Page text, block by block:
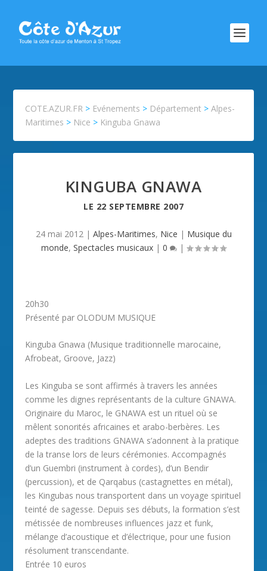
COTE.AZUR.FR > Evénements > Département >Alpes-
Maritimes > Nice > Kinguba Gnawa
KINGUBA GNAWA
LE 22 SEPTEMBRE 2007
24 mai 2012| Alpes-Maritimes, Nice | Musique du
monde, Spectacles musicaux | 0 |
20h30
Présenté par OLODUM MUSIQUE
Kinguba Gnawa (Musique traditionnelle marocaine,
Afrobeat, Groove, Jazz)
Les Kinguba se sont affirmés à travers les années
comme les dignes représentants de la culture GNAWA.
Originaire du Maroc, le GNAWA est un rituel où se
mêlent sonorités africaines et arabo-berbères. Les
adeptes des traditions GNAWA s’adonnent à la pratique
de la transe lors de leurs cérémonies. Accompagnés
d’un Guembri (instrument à cordes), d’un Bendir
(percussion), et de Qarqabus (castagnettes en métal),
les Kingubas nous transportent dans un voyage spirituel
teinté de sagesse. Depuis ses débuts, la formation s’est
métissée de nombreuses influences jazz et funk,
mélange d’acoustique et d’électrique, pour une fusion
résolument transcendante.
Entrée 10 euros